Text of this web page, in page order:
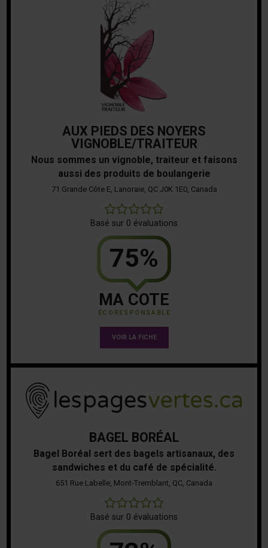
AUX PIEDS DES NOYERS
VIGNOBLE/TRAITEUR
Nous sommes un vignoble, traiteur et faisons
aussi des produits de boulangerie
71 Grande Côte E, Lanoraie, QC J0K 1E0, Canada
Basé sur 0 évaluations
75%
MA COTE
ÉCORESPONSABLE
VOIR LA FICHE
BAGEL BORÉAL
Bagel Boréal sert des bagels artisanaux, des
sandwiches et du café de spécialité.
651 Rue Labelle, Mont-Tremblant, QC, Canada
Basé sur 0 évaluations